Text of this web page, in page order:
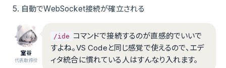
自動でWebSocket接続が確立される
室谷
代表取締役
/ide コマンドで接続するのが直感的でいいで
すよね。VS Codeと同じ感覚で使えるので、エデ
ィタ統合に慣れている人はすんなり入れます。